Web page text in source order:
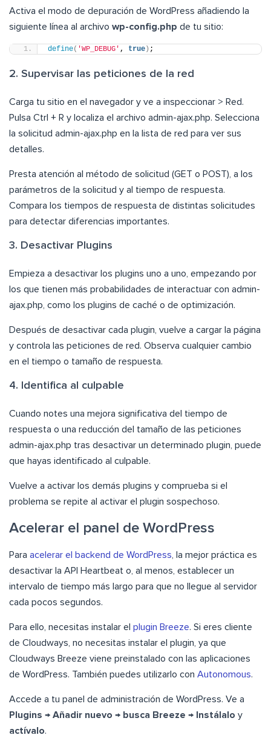
Activa el modo de depuración de WordPress añadiendo la
siguiente línea al archivo wp-config.php de tu sitio:
define( 'WP_DEBUG' , true) ;
2. Supervisar las peticiones de la red
Carga tu sitio en el navegador y ve a inspeccionar > Red.
Pulsa Ctrl + R y localiza el archivo admin-ajax.php. Selecciona
la solicitud admin-ajax.php en la lista de red para ver sus
detalles.
Presta atención al método de solicitud (GET o POST), a los
parámetros de la solicitud y al tiempo de respuesta.
Compara los tiempos de respuesta de distintas solicitudes
para detectar diferencias importantes.
3. Desactivar Plugins
Empieza a desactivar los plugins uno a uno, empezando por
los que tienen más probabilidades de interactuar con admin-
ajax.php, como los plugins de caché o de optimización.
Después de desactivar cada plugin, vuelve a cargar la página
y controla las peticiones de red. Observa cualquier cambio
en el tiempo o tamaño de respuesta.
4. Identifica al culpable
Cuando notes una mejora significativa del tiempo de
respuesta o una reducción del tamaño de las peticiones
admin-ajax.php tras desactivar un determinado plugin, puede
que hayas identificado al culpable.
Vuelve a activar los demás plugins y comprueba si el
problema se repite al activar el plugin sospechoso.
Acelerar el panel de WordPress
Para acelerar el backend de WordPress , la mejor práctica es
desactivar la API Heartbeat o, al menos, establecer un
intervalo de tiempo más largo para que no llegue al servidor
cada pocos segundos.
Para ello, necesitas instalar el plugin Breeze. Si eres cliente
de Cloudways, no necesitas instalar el plugin, ya que
Cloudways Breeze viene preinstalado con las aplicaciones
de WordPress. También puedes utilizarlo con Autonomous.
Accede a tu panel de administración de WordPress. Ve a
Plugins → Añadir nuevo → busca Breeze → Instálalo y
actívalo.